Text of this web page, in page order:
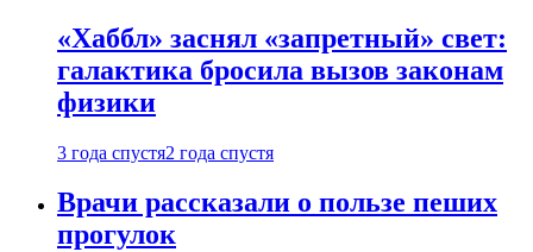
«Хаббл» заснял «запретный» свет:
галактика бросила вызов законам
физики
3 года спустя2 года спустя
Врачи рассказали о пользе пеших
прогулок